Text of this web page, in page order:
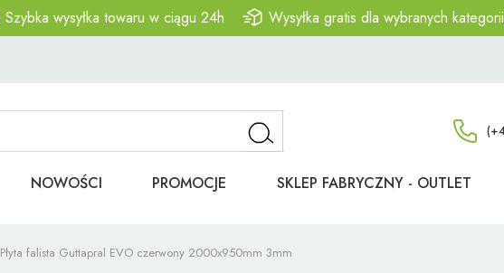
Szybka wysyłka towaru w ciągu 24h
Wysyłka gratis dla wybranych kategorii
NOWOŚCI PROMOCJE SKLEP FABRYCZNY - OUTLET
Płyta falista Guttapral EVO czerwony 2000x950mm 3mm